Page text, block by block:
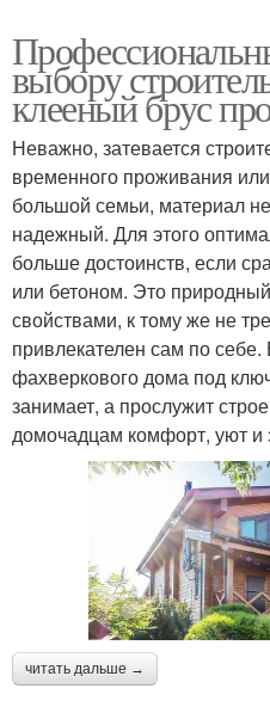
выбору
клееный брус
Неважно, затевается
временного проживания
большой семьи, материал
надежный. Для этого
больше достоинств, если
или бетоном. Это
свойствами, к тому же не
привлекателен сам по
фахверкового дома под
занимает, а прослужит
домочадцам комфорт, уют и
читать дальше →